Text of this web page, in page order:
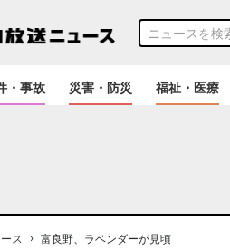
・事故 災害・防災 福祉・医療
ス › 富良野、ラベンダーが見頃